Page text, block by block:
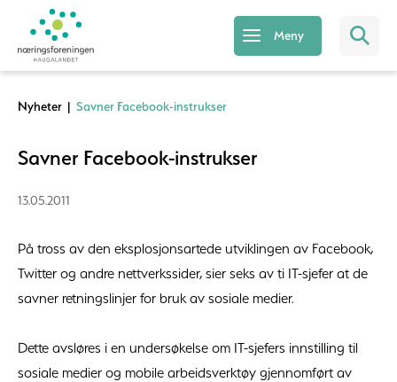
Meny
Nyheter | Savner Facebook-instrukser
Savner Facebook-instrukser
13.05.2011
På tross av den eksplosjonsartede utviklingen av Facebook,
Twitter og andre nettverkssider, sier seks av ti IT-sjefer at de
savner retningslinjer for bruk av sosiale medier.
Dette avsløres i en undersøkelse om IT-sjefers innstilling til
sosiale medier og mobile arbeidsverktøy gjennomført av